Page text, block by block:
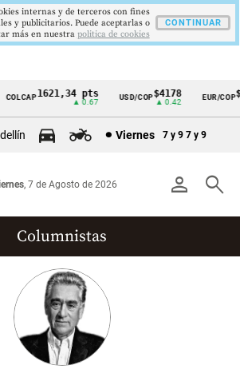
COLCAP1621,34 pts
▲ 0.67
USD/COP$4178
▲ 0.42
EUR/COP
Viernes 7 y 9 7 y 9
person search
, 7 de Agosto de 2026
Columnistas
internas y de terceros con fines
y publicitarios. Puede aceptarlas o
más en nuestra politica de cookies
CONTINUAR